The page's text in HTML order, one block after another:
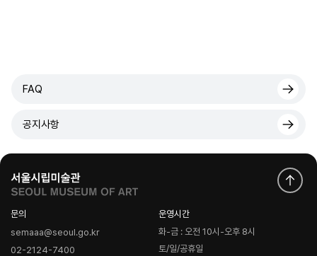
FAQ
공지사항
문의
semaaa@seoul.go.kr
02-2124-7400
운영시간
화-금 : 오전 10시-오후 8시
토/일/공휴일